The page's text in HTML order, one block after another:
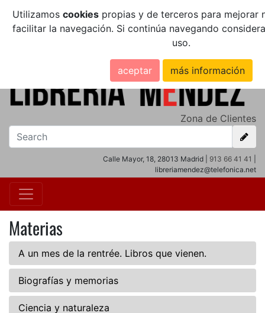
Utilizamos cookiespropias y de terceros para mejorar
facilitar la navegación. Si continúa navegando
uso.
aceptar más información
Zona de Clientes
Calle Mayor, 18, 28013 Madrid | 913 66 41 41
libreriamendez@telefonica.net
Materias
A un mes de la rentrée. Libros que vienen.
Biografías y memorias
Ciencia y naturaleza